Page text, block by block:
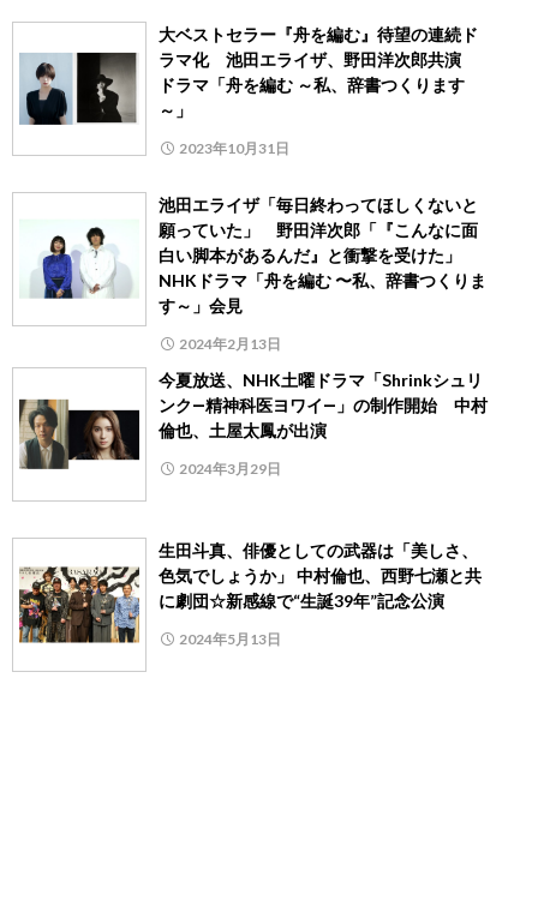
大ベストセラー『舟を編む』待望の連続ド
ラマ化 池田エライザ、野田洋次郎共演
ドラマ「舟を編む ～私、辞書つくります
～」
2023年10月31日
池田エライザ「毎日終わってほしくないと
願っていた」 野田洋次郎「『こんなに面
白い脚本があるんだ』と衝撃を受けた」
NHKドラマ「舟を編む 〜私、辞書つくりま
す～」会見
2024年2月13日
今夏放送、NHK土曜ドラマ「Shrinkシュリ
ンク―精神科医ヨワイ―」の制作開始 中村
倫也、土屋太鳳が出演
2024年3月29日
生田斗真、俳優としての武器は「美しさ、
色気でしょうか」 中村倫也、西野七瀬と共
に劇団☆新感線で“生誕39年”記念公演
2024年5月13日